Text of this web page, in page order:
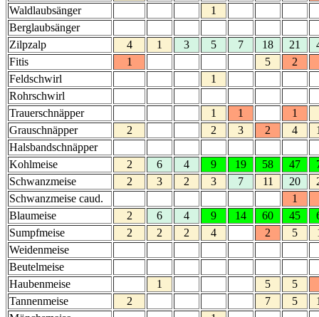
Waldlaubsänger
1
Berglaubsänger
Zilpzalp
4 1 3 5 7 18 21
Fitis
1 5
2
Feldschwirl
1
Rohrschwirl
Trauerschnäpper
1 1
1
Grauschnäpper
2 2 3 2 4
Halsbandschnäpper
Kohlmeise
2 6 4 9 19 58 47
Schwanzmeise
2 3 2 3 7 11 20
Schwanzmeise caud.
1
Blaumeise
2 6 4 9 14 60 45
Sumpfmeise
2 2 2 4 2 5
Weidenmeise
Beutelmeise
Haubenmeise
1 5
5
Tannenmeise
2 7 5